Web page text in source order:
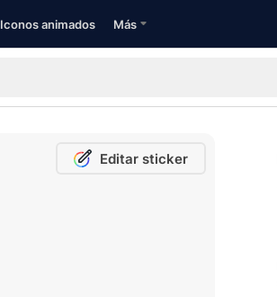
Iconos animados Más
Editar sticker